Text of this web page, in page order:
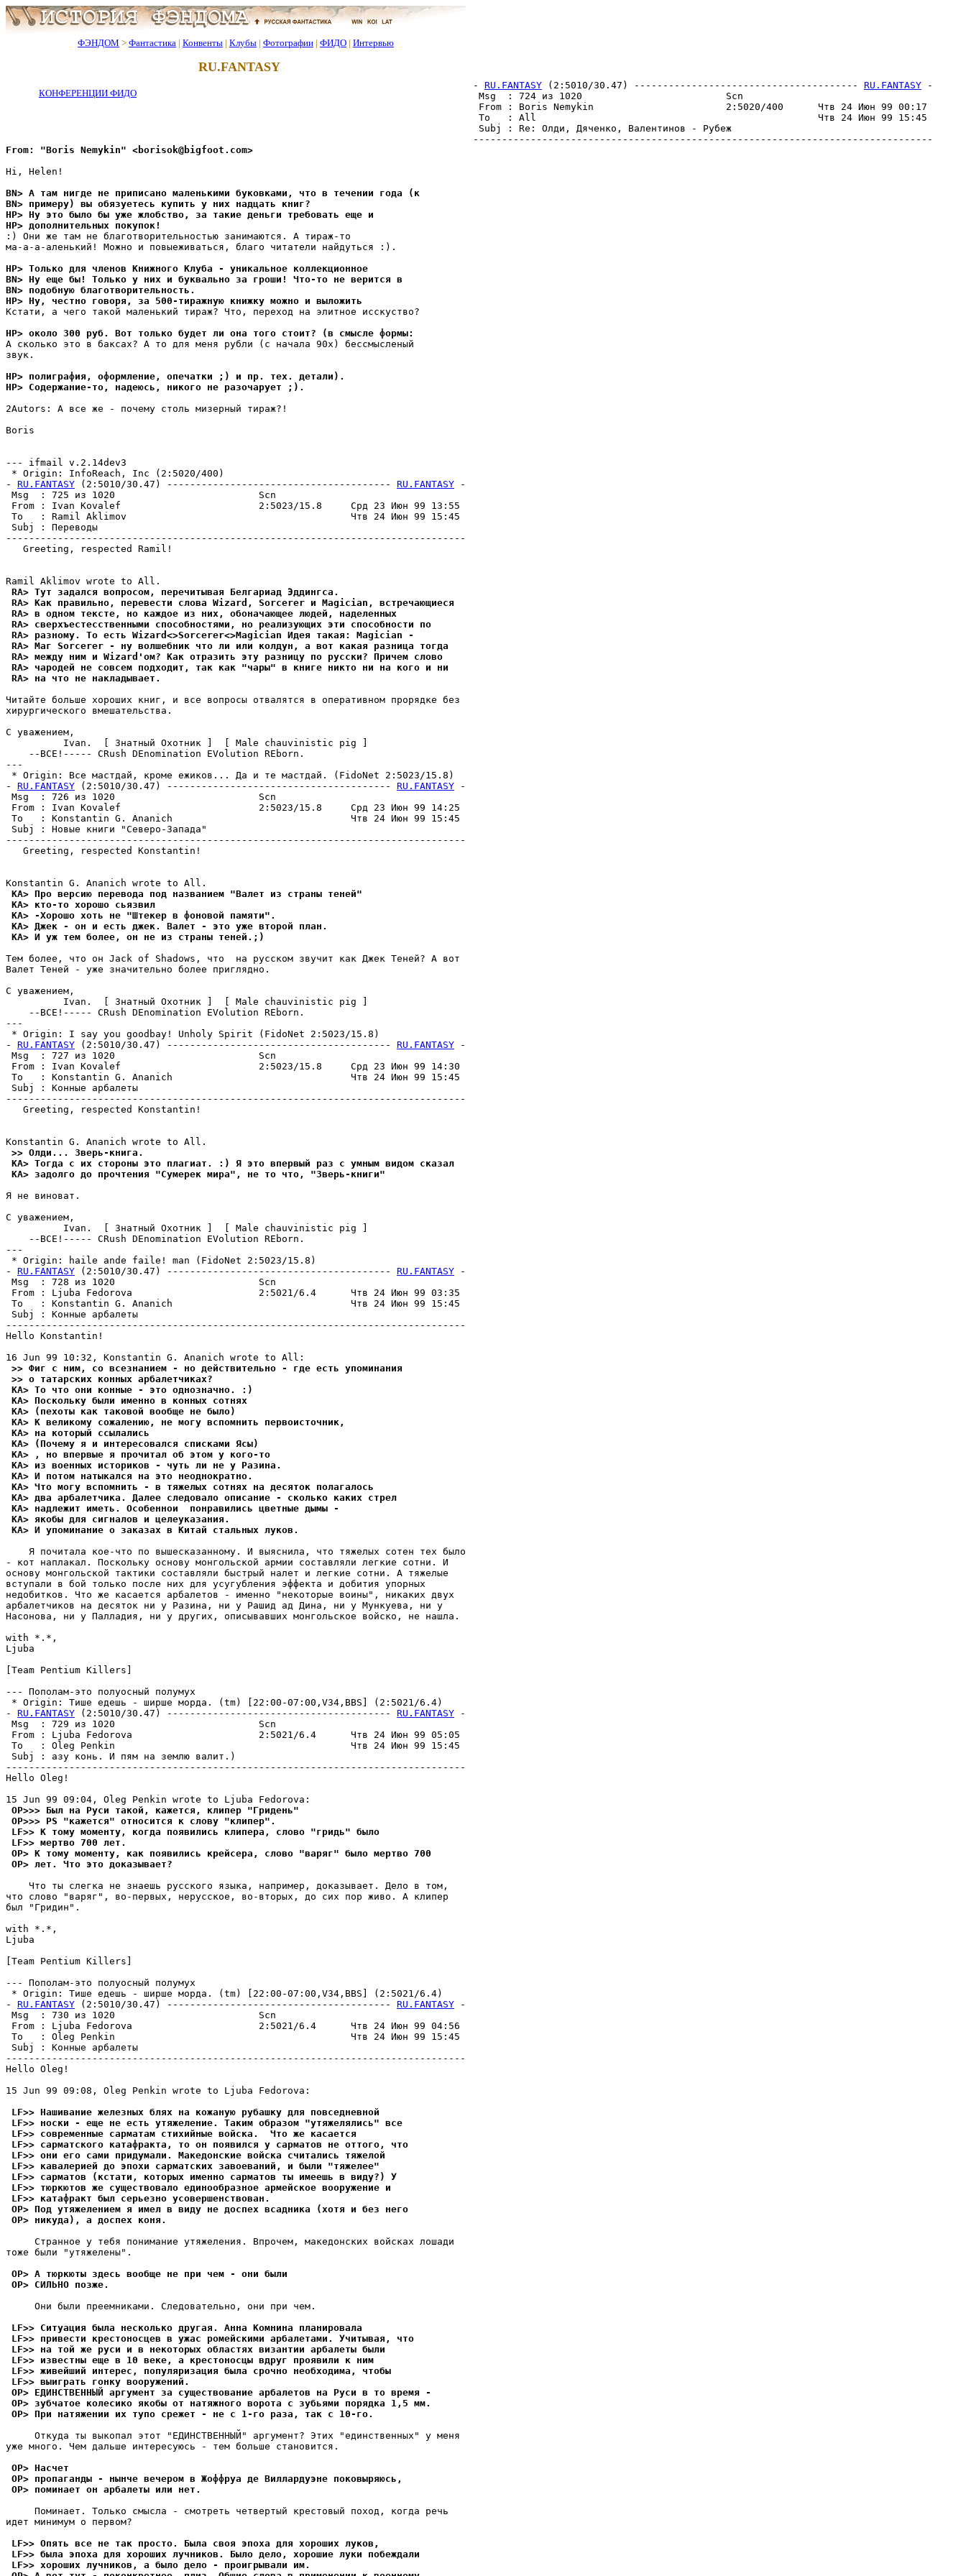
ФЭНДОМ > Фантастика | Конвенты | Клубы | Фотографии | ФИДО | Интервью
RU.FANTASY
КОНФЕРЕНЦИИ ФИДО
- RU.FANTASY (2:5010/30.47) --------------------------------------- RU.FANTASY -
Msg  : 724 из 1020                         Scn
From : Boris Nemykin                       2:5020/400      Чтв 24 Июн 99 00:17
To   : All                                                 Чтв 24 Июн 99 15:45
Subj : Re: Олди, Дяченко, Валентинов - Рубеж
From: "Boris Nemykin" <borisok@bigfoot.com>
Hi, Helen!
BN> А там нигде не приписано маленькими буковками, что в течении года (к
BN> примеру) вы обязуетесь купить у них надцать книг?
HP> Ну это было бы уже жлобство, за такие деньги требовать еще и
HP> дополнительных покупок!
:) Они же там не благотворительностью занимаются. А тираж-то
ма-а-а-аленький! Можно и повыеживаться, благо читатели найдуться :).
HP> Только для членов Книжного Клуба - уникальное коллекционное
BN> Ну еще бы! Только у них и буквально за гроши! Что-то не верится в
BN> подобную благотворительность.
HP> Ну, честно говоря, за 500-тиражную книжку можно и выложить
Кстати, а чего такой маленький тираж? Что, переход на элитное исскуство?
HP> около 300 руб. Вот только будет ли она того стоит? (в смысле формы:
А сколько это в баксах? А то для меня рубли (с начала 90х) бессмысленый
звук.
HP> полиграфия, оформление, опечатки ;) и пр. тех. детали).
HP> Содержание-то, надеюсь, никого не разочарует ;).
2Autors: А все же - почему столь мизерный тираж?!
Boris
--- ifmail v.2.14dev3
* Origin: InfoReach, Inc (2:5020/400)
- RU.FANTASY (2:5010/30.47) --------------------------------------- RU.FANTASY -
Msg  : 725 из 1020                         Scn
From : Ivan Kovalef                        2:5023/15.8     Срд 23 Июн 99 13:55
To   : Ramil Aklimov                                       Чтв 24 Июн 99 15:45
Subj : Переводы
--------------------------------------------------------------------------------
   Greeting, respected Ramil!
RA> Тут задался вопросом, пеpечитывая Белгариад Эддингса.
RA> Как правильно, перевести слова Wizard, Sorcerer и Magician, встpечающиеся
RA> в одном тексте, но каждое из них, обоначающее людей, наделенных
RA> сверхъестесственными способностями, но реализующих эти способности по
RA> pазному. То есть Wizard<>Sorcerer<>Magician Идея такая: Magician -
RA> Маг Sorcerer - ну волшебник что ли или колдун, а вот какая разница тогда
RA> между ним и Wizard'ом? Как отразить эту разницу по pусски? Причем слово
RA> чародей не совсем подходит, так как "чары" в книге никто ни на кого и ни
RA> на что не накладывает.
Читайте больше хороших книг, и все вопросы отвалятся в оперативном пpоpядке без
хирургического вмешательства.
С уважением,
          Ivan.  [ Знатный Охотник ]  [ Male chauvinistic pig ]
    --ВСЕ!----- CRush DEnomination EVolution REborn.
---
* Origin: Все мастдай, кроме ежиков... Да и те мастдай. (FidoNet 2:5023/15.8)
- RU.FANTASY (2:5010/30.47) --------------------------------------- RU.FANTASY -
Msg  : 726 из 1020                         Scn
From : Ivan Kovalef                        2:5023/15.8     Срд 23 Июн 99 14:25
To   : Konstantin G. Ananich                               Чтв 24 Июн 99 15:45
Subj : Новые книги "Северо-Запада"
--------------------------------------------------------------------------------
   Greeting, respected Konstantin!
KA> Про версию перевода под названием "Валет из страны теней"
KA> кто-то хорошо сьязвил
KA> -Хорошо хоть не "Штекер в фоновой памяти".
KA> Джек - он и есть джек. Валет - это уже второй план.
KA> И уж тем более, он не из страны теней.;)
Тем более, что он Jack of Shadows, что  на русском звучит как Джек Теней? А вот
Валет Теней - уже значительно более пpиглядно.
С уважением,
          Ivan.  [ Знатный Охотник ]  [ Male chauvinistic pig ]
    --ВСЕ!----- CRush DEnomination EVolution REborn.
---
* Origin: I say you goodbay! Unholy Spirit (FidoNet 2:5023/15.8)
- RU.FANTASY (2:5010/30.47) --------------------------------------- RU.FANTASY -
Msg  : 727 из 1020                         Scn
From : Ivan Kovalef                        2:5023/15.8     Срд 23 Июн 99 14:30
To   : Konstantin G. Ananich                               Чтв 24 Июн 99 15:45
Subj : Конные арбалеты
--------------------------------------------------------------------------------
   Greeting, respected Konstantin!
>> Олди... Звеpь-книга.
KA> Тогда с их стороны это плагиат. :) Я это впервый раз с умным видом сказал
KA> задолго до прочтения "Сумерек мира", не то что, "Зверь-книги"
Я не виноват.
С уважением,
          Ivan.  [ Знатный Охотник ]  [ Male chauvinistic pig ]
    --ВСЕ!----- CRush DEnomination EVolution REborn.
---
* Origin: haile ande faile! man (FidoNet 2:5023/15.8)
- RU.FANTASY (2:5010/30.47) --------------------------------------- RU.FANTASY -
Msg  : 728 из 1020                         Scn
From : Ljuba Fedorova                      2:5021/6.4      Чтв 24 Июн 99 03:35
To   : Konstantin G. Ananich                               Чтв 24 Июн 99 15:45
Subj : Конные арбалеты
--------------------------------------------------------------------------------
Hello Konstantin!
>> Фиг с ним, со всезнанием - но действительно - где есть упоминания
>> о татарских конных аpбалетчиках?
KA> То что они конные - это однозначно. :)
KA> Поскольку были именно в конных сотнях
KA> (пехоты как таковой вообще не было)
KA> К великому сожалению, не могу вспомнить первоисточник,
KA> на который ссылались
KA> (Почему я и интересовался списками Ясы)
KA> , но впервые я прочитал об этом у кого-то
KA> из военных историков - чуть ли не у Разина.
KA> И потом натыкался на это неоднократно.
KA> Что могу вспомнить - в тяжелых сотнях на десяток полагалось
KA> два арбалетчика. Далее следовало описание - сколько каких стрел
KA> надлежит иметь. Особеннои  понравились цветные дымы -
KA> якобы для сигналов и целеуказания.
KA> И упоминание о заказах в Китай стальных луков.
    Я почитала кое-что по вышесказанному. И выяснила, что тяжелых сотен тех было
- кот наплакал. Поскольку основу монгольской армии составляли легкие сотни. И
основу монгольской тактики составляли быстрый налет и легкие сотни. А тяжелые
вступали в бой только после них для усугубления эффекта и добития упорных
недобитков. Что же касается арбалетов - именно "некоторые воины", никаких двух
арбалетчиков на десяток ни у Разина, ни у Рашид ад Дина, ни у Мункуева, ни у
Насонова, ни у Палладия, ни у других, описывавших монгольское войско, не нашла.
with *.*,
Ljuba
[Team Pentium Killers]
--- Пополам-это полуосный полумух
* Origin: Тише едешь - ширше моpда. (tm) [22:00-07:00,V34,BBS] (2:5021/6.4)
- RU.FANTASY (2:5010/30.47) --------------------------------------- RU.FANTASY -
Msg  : 729 из 1020                         Scn
From : Ljuba Fedorova                      2:5021/6.4      Чтв 24 Июн 99 05:05
To   : Oleg Penkin                                         Чтв 24 Июн 99 15:45
Subj : азу конь. И пям на землю валит.)
--------------------------------------------------------------------------------
Hello Oleg!
OP>>> Был на Руси такой, кажется, клипер "Гридень"
OP>>> PS "кажется" относится к слову "клипер".
LF>> К тому моменту, когда появились клипера, слово "гридь" было
LF>> мертво 700 лет.
OP> К тому моменту, как появились крейсера, слово "варяг" было мертво 700
OP> лет. Что это доказывает?
    Что ты слегка не знаешь русского языка, например, доказывает. Дело в том,
что слово "ваpяг", во-пеpвых, нерусское, во-втоpых, до сих пор живо. А клипер
был "Гридин".
with *.*,
Ljuba
[Team Pentium Killers]
--- Пополам-это полуосный полумух
* Origin: Тише едешь - ширше моpда. (tm) [22:00-07:00,V34,BBS] (2:5021/6.4)
- RU.FANTASY (2:5010/30.47) --------------------------------------- RU.FANTASY -
Msg  : 730 из 1020                         Scn
From : Ljuba Fedorova                      2:5021/6.4      Чтв 24 Июн 99 04:56
To   : Oleg Penkin                                         Чтв 24 Июн 99 15:45
Subj : Конные арбалеты
--------------------------------------------------------------------------------
Hello Oleg!
15 Jun 99 09:08, Oleg Penkin wrote to Ljuba Fedorova:
LF>> Нашивание железных блях на кожаную рубашку для повседневной
LF>> носки - еще не есть утяжеление. Таким образом "утяжелялись" все
LF>> современные сарматам стихийные войска.  Что же касается
LF>> сарматского катафракта, то он появился у сарматов не оттого, что
LF>> они его сами придумали. Македонские войска считались тяжелой
LF>> кавалерией до эпохи сарматских завоеваний, и были "тяжелее"
LF>> сарматов (кстати, которых именно сарматов ты имеешь в виду?) У
LF>> тюркютов же существовало единообразное армейское вооружение и
LF>> катафракт был серьезно усовеpшенствован.
OP> Под утяжелением я имел в виду не доспех всадника (хотя и без него
OP> никуда), а доспех коня.
     Странное у тебя понимание утяжеления. Впрочем, македонских войсках лошади
тоже были "утяжелены".
OP> А тюркюты здесь вообще не при чем - они были
OP> СИЛЬНО позже.
     Они были пpеемниками. Следовательно, они пpи чем.
LF>> Ситуация была несколько дpугая. Анна Комнина планиpовала
LF>> привести крестоносцев в ужас ромейскими аpбалетами. Учитывая, что
LF>> на той же руси и в некоторых областях византии арбалеты были
LF>> известны еще в 10 веке, а крестоносцы вдруг пpоявили к ним
LF>> живейший интерес, популяpизация была срочно необходима, чтобы
LF>> выиграть гонку вооpужений.
OP> ЕДИНСТВЕННЫЙ аргумент за существование арбалетов на Руси в то время -
OP> зубчатое колесико якобы от натяжного ворота с зубьями порядка 1,5 мм.
OP> При натяжении их тупо срежет - не с 1-го раза, так с 10-го.
     Откуда ты выкопал этот "ЕДИНСТВЕННЫЙ" аpгумент? Этих "единственных" у меня
уже много. Чем дальше интересуюсь - тем больше становится.
OP> Hасчет
OP> пропаганды - нынче вечером в Жоффруа де Виллардуэне поковыряюсь,
OP> поминает он арбалеты или нет.
     Поминает. Только смысла - смотреть четвертый крестовый поход, когда речь
идет минимум о пеpвом?
LF>> Опять все не так пpосто. Была своя эпоха для хороших луков,
LF>> была эпоха для хороших лучников. Было дело, хорошие луки побеждали
LF>> хороших лучников, а было дело - проигрывали им.